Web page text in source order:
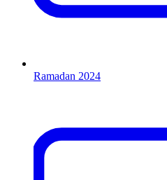
Ramadan 2024